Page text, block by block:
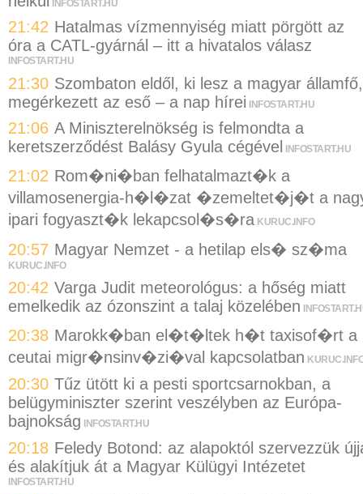
INFOSTART.HU
21:42 Hatalmas vízmennyiség miatt pörgött az
óra a CATL-gyárnál – itt a hivatalos válasz
INFOSTART.HU
21:30 Szombaton eldől, ki lesz a magyar államfő,
megérkezett az eső – a nap hírei INFOSTART.HU
21:06 A Miniszterelnökség is felmondta a
keretszerződést Balásy Gyula cégével
INFOSTART.HU
21:02 Rom�ni�ban felhatalmazt�k a
villamosenergia-h�l�zat �zemeltet�j�t a
ipari fogyaszt�k lekapcsol�s�ra KURUC.INFO
20:57 Magyar Nemzet - a hetilap els� sz�ma
KURUC.INFO
20:42 Varga Judit meteorológus: a hőség miatt
emelkedik az ózonszint a talaj közelében
20:38 Marokk�ban el�t�ltek h�t taxisof�rt a
ceutai migr�nsinv�zi�val kapcsolatban
20:30 Tűz ütött ki a pesti sportcsarnokban, a
belügyminiszter szerint veszélyben az Európa-
bajnokság
INFOSTART.HU
20:18 Feledy Botond: az alapoktól szervezzük
és alakítjuk át a Magyar Külügyi Intézetet
INFOSTART.HU